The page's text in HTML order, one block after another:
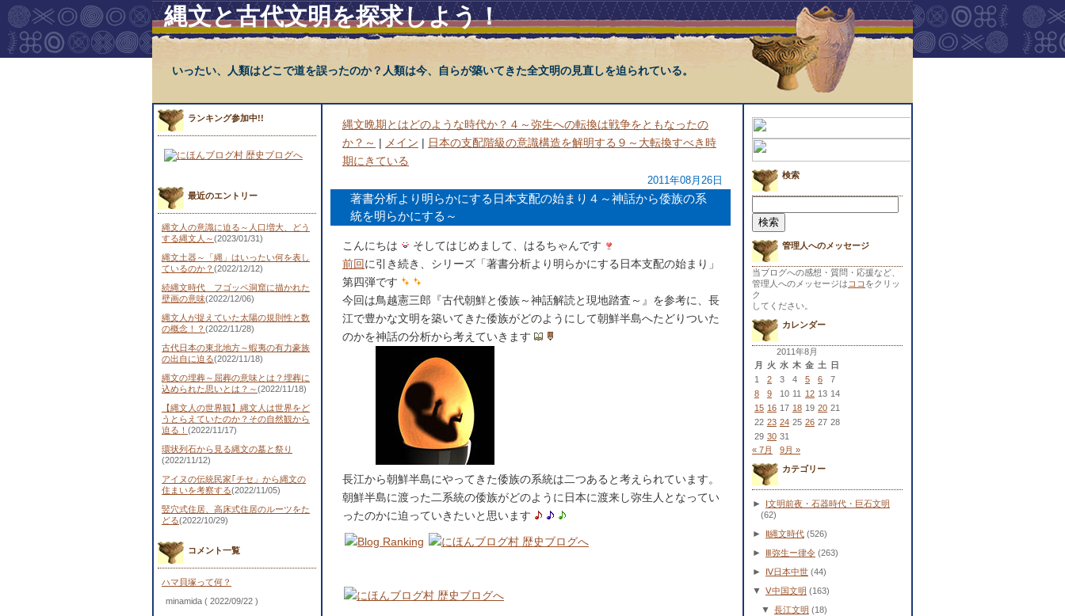
縄文と古代文明を探求しよう！
いったい、人類はどこで道を誤ったのか？人類は今、自らが築いてきた全文明の見直しを迫られている。
ランキング参加中!!
最近のエントリー
縄文人の意識に迫る～人口増大、どう
する縄文人～(2023/01/31)
縄文土器～「縄」はいったい何を表し
ているのか？ (2022/12/12)
続縄文時代 フゴッペ洞窟に描かれた
壁画の意味(2022/12/06)
縄文人が捉えていた太陽の規則性と数
の概念！？ (2022/11/28)
古代日本の東北地方～蝦夷の有力豪族
の出自に迫る(2022/11/18)
縄文の埋葬～屈葬の意味とは？埋葬に
込められた思いとは？～(2022/11/18)
【縄文人の世界観】縄文人は世界をど
うとらえていたのか？その自然観から
迫る！ (2022/11/17)
環状列石から見る縄文の墓と祭り
(2022/11/12)
アイヌの伝統民家｢チセ」から縄文の
住まいを考察する(2022/11/05)
竪穴式住居、高床式住居のルーツをた
どる(2022/10/29)
コメント一覧
ハマ貝塚って何？
minamida ( 2022/09/22 )
縄文晩期とはどのような時代か？４～弥生への転換は戦争をともなったの
か？～ | メイン | 日本の支配階級の意識構造を解明する９～大転換すべき時
期にきている
2011年08月26日
著書分析より明らかにする日本支配の始まり４～神話から倭族の系
統を明らかにする～
こんにちは
そしてはじめまして、はるちゃんです
前回に引き続き、シリーズ「著書分析より明らかにする日本支配の始まり」
第四弾です
今回は鳥越憲三郎『古代朝鮮と倭族～神話解読と現地踏査～』を参考に、長
江で豊かな文明を築いてきた倭族がどのようにして朝鮮半島へたどりついた
のかを神話の分析から考えていきます
長江から朝鮮半島にやってきた倭族の系統は二つあると考えられています。
朝鮮半島に渡った二系統の倭族がどのように日本に渡来し弥生人となってい
ったのかに迫っていきたいと思います
検索
索:
管理人へのメッセージ
当ブログへの感想・質問・応援など、
管理人へのメッセージは ココ をクリッ
ク
してください。
カレンダー
2011年8月
月
火 水 木 金 土
日
1
2 3 4 5 6
7
8
9 10 11 12 13 14
15 16 17 18 19 20 21
22 23 24 25 26 27 28
29 30 31
« 7月
9月 »
カテゴリー
►
Ⅰ文明前夜・石器時代・巨石文明
(62)
► Ⅱ縄文時代 (526)
► Ⅲ弥生ー律令 (263)
► Ⅳ日本中世 (44)
▼ Ⅴ中国文明 (163)
▼ 長江文明 (18)